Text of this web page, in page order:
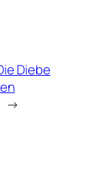
Diebe
→